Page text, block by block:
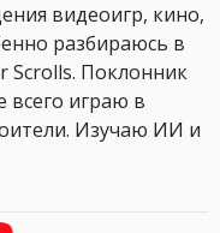
видеоигр, кино,
разбираюсь в
Scrolls. Поклонник
всего играю в
Изучаю ИИ и